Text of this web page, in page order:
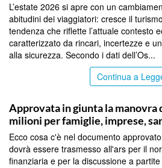
L’estate 2026 si apre con un
abitudini dei viaggiatori: cresce il
tendenza che riflette l’attuale contesto
caratterizzato da rincari, incertezze e
alla sicurezza. Secondo i dati dell’Os...
Continua a
Approvata in giunta la manovra
milioni per famiglie, imprese,
Ecco cosa c'è nel documento
dovrà essere trasmesso all'ars per il
finanziaria e per la discussione a